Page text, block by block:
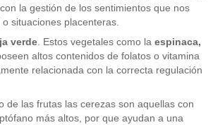
la gestión de los sentimientos que nos
situaciones placenteras.
verde. Estos vegetales como la espinaca,
altos contenidos de folatos o vitamina
relacionada con la correcta regulación
de las frutas las cerezas son aquellas con
más altos, por que ayudan a una